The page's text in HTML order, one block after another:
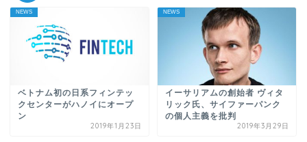
NEWS
ベトナム初の日系フィンテッ
クセンターがハノイにオープ
ン
2019年1月23日
NEWS
イーサリアムの創始者 ヴィタ
リック氏、サイファーパンク
の個人主義を批判
2019年3月29日